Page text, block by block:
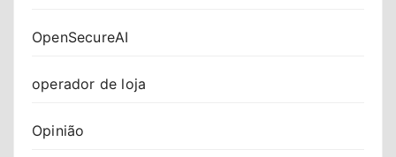
OpenSecureAI
operador de loja
Opinião